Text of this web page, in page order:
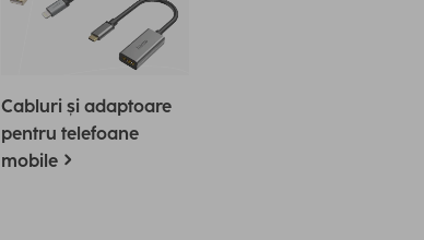
Cabluri și adaptoare
pentru telefoane
mobile